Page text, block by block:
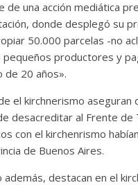
de una acción mediática
donde desplegó su
50.000 parcelas -no
pequeños productores y
de 20 años».
el kirchnerismo
desacreditar al Frente de
con el kirchenrismo
de Buenos Aires.
además, destacan en el